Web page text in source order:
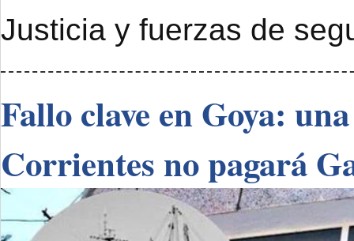
Justicia y fuerzas de
Fallo clave en Goya:
Corrientes no pagará